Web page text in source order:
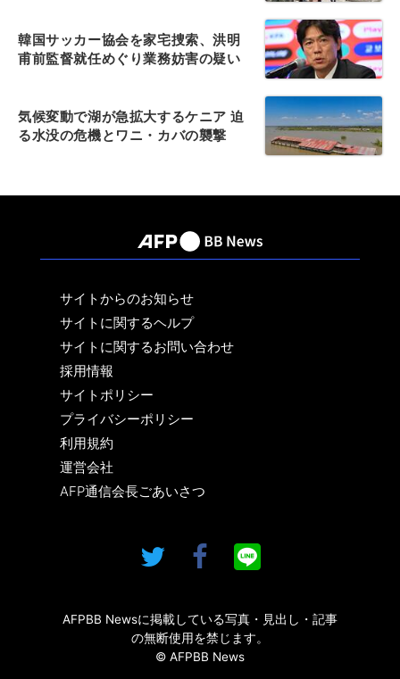
韓国サッカー協会を家宅捜索、洪明
甫前監督就任めぐり業務妨害の疑い
気候変動で湖が急拡大するケニア 迫
る水没の危機とワニ・カバの襲撃
サイトからのお知らせ
サイトに関するヘルプ
サイトに関するお問い合わせ
採用情報
サイトポリシー
プライバシーポリシー
利用規約
運営会社
AFP通信会長ごあいさつ
AFPBB Newsに掲載している写真・見出し・記事
の無断使用を禁じます。
© AFPBB News